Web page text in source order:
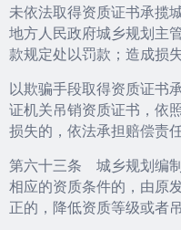
未依法取得资质证书承揽
地方人民政府城乡规划主
款规定处以罚款；造成损
以欺骗手段取得资质证书
证机关吊销资质证书，依
损失的，依法承担赔偿责任
第六十三条 城乡规划编
相应的资质条件的，由原
正的，降低资质等级或者